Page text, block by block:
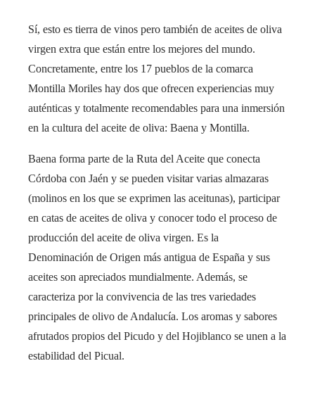
Sí, esto es tierra de vinos pero también de aceites de oliva
virgen extra que están entre los mejores del mundo.
Concretamente, entre los 17 pueblos de la comarca
Montilla Moriles hay dos que ofrecen experiencias muy
auténticas y totalmente recomendables para una inmersión
en la cultura del aceite de oliva: Baena y Montilla.
Baena forma parte de la Ruta del Aceite que conecta
Córdoba con Jaén y se pueden visitar varias almazaras
(molinos en los que se exprimen las aceitunas), participar
en catas de aceites de oliva y conocer todo el proceso de
producción del aceite de oliva virgen. Es la
Denominación de Origen más antigua de España y sus
aceites son apreciados mundialmente. Además, se
caracteriza por la convivencia de las tres variedades
principales de olivo de Andalucía. Los aromas y sabores
afrutados propios del Picudo y del Hojiblanco se unen a la
estabilidad del Picual.